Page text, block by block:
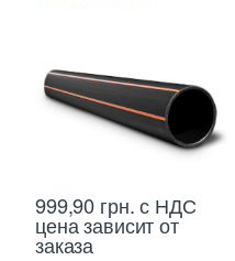
999,90 грн.с НДС
цена зависит от
заказа